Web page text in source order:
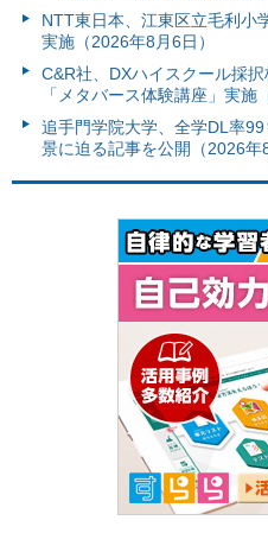
NTT東日本、江東区立毛利小
実施（2026年8月6日）
C&R社、DXハイスクール採
「メタバース体験講座」実施
追手門学院大学、全学DL率
景に迫る記事を公開（2026年8